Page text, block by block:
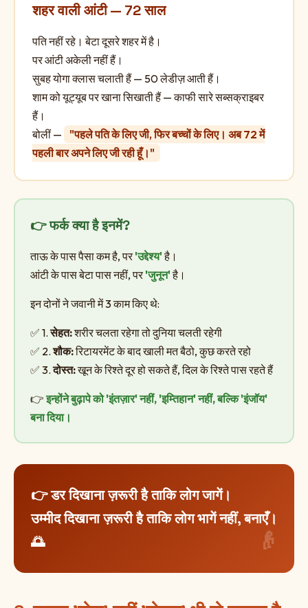
शहर वाली आंटी — 72 साल
पति नहीं रहे। बेटा दूसरे शहर में है।
पर आंटी अकेली नहीं हैं।
सुबह योगा क्लास चलाती हैं — 50 लेडीज़ आती हैं।
शाम को यूट्यूब पर खाना सिखाती हैं — काफी सारे सब्सक्राइबर
हैं।
बोलीं —
"पहले पति के लिए जी, फिर बच्चों के लिए। अब 72 में
पहली बार अपने लिए जी रही हूँ।"
👉 फर्क क्या है इनमें?
ताऊ के पास पैसा कम है, पर'उद्देश्य'है।
आंटी के पास बेटा पास नहीं, पर'जुनून'है।
इन दोनों ने जवानी में 3 काम किए थे:
✅ 1.सेहत:शरीर चलता रहेगा तो दुनिया चलती रहेगी
✅ 2.शौक:रिटायरमेंट के बाद खाली मत बैठो, कुछ करते रहो
✅ 3.दोस्त:खून के रिश्ते दूर हो सकते हैं, दिल के रिश्ते पास रहते हैं
👉इन्होंने बुढ़ापे को 'इंतज़ार' नहीं, 'इम्तिहान' नहीं, बल्कि 'इंजॉय'
बना दिया।
👉 डर दिखाना ज़रूरी है ताकि लोग जागें।
उम्मीद दिखाना ज़रूरी है ताकि लोग भागें नहीं, बनाएँ।
🌅